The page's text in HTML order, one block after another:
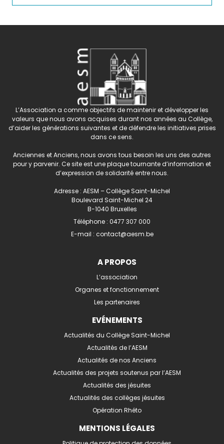
L’Association a comme objectifs de maintenir et développer les
valeurs que nous avons acquises durant nos années au Collège,
d’aider les générations suivantes et de défendre les initiatives prises
dans ce sens.
Anciennes et Anciens, nous avons tous besoin les uns des autres
pour y parvenir. Ce site est une plaque tournante d’information et
d’expression de solidarité entre nous.
Adresse : AESM – Collège Saint-Michel
Boulevard Saint-Michel 24
B-1040 Bruxelles
Téléphone : 0477 307 000
E-mail : contact@aesm.be
A PROPOS
L’association
Organes et fonctionnement
Les partenaires
EVÉNEMENTS
Actualités du Collège Saint-Michel
Actualités de l’AESM
Actualités de nos Anciens
Actualités des projets soutenus par l’AESM
Actualités des jésuites
Actualités des collèges jésuites
Opération Rhéto
MENTIONS LÉGALES